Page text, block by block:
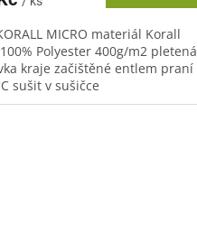
MICRO materiál Korall
Polyester 400g/m2 pletená
kraje začištěné entlem praní
sušit v sušičce
žehlit